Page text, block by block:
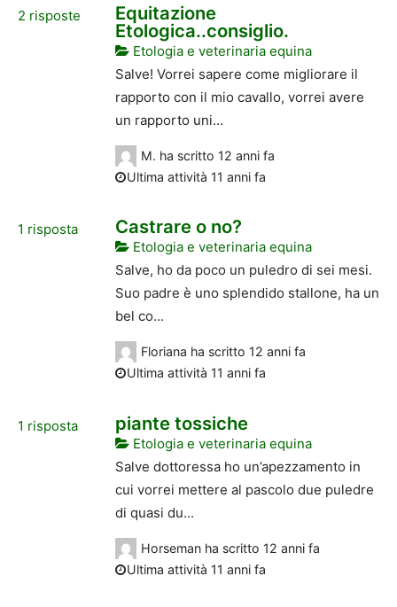
2 risposte
Equitazione
Etologica..consiglio.
Etologia e veterinaria equina
Salve! Vorrei sapere come migliorare il
rapporto con il mio cavallo, vorrei avere
un rapporto uni...
M. ha scritto 12 anni fa
Ultima attività 11 anni fa
1 risposta Castrare o no?
Etologia e veterinaria equina
Salve, ho da poco un puledro di sei mesi.
Suo padre è uno splendido stallone, ha un
bel co...
Floriana ha scritto 12 anni fa
Ultima attività 11 anni fa
1 risposta piante tossiche
Etologia e veterinaria equina
Salve dottoressa ho un’apezzamento in
cui vorrei mettere al pascolo due puledre
di quasi du...
Horsemanha scritto 12 anni fa
Ultima attività 11 anni fa